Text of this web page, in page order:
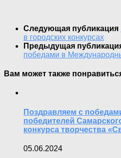
Следующая публикация
в городских конкурсах
Предыдущая
победами в
Вам может также
Поздравляем с
победителей
конкурса творчества
05.06.2024